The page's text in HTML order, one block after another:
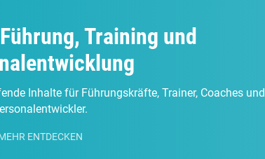
Training und
Inhalte für Führungskräfte, Trainer, Coaches und
ENTDECKEN